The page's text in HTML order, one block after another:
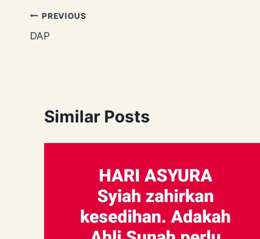
Post
navigation
PREVIOUS
DAP
Similar Posts